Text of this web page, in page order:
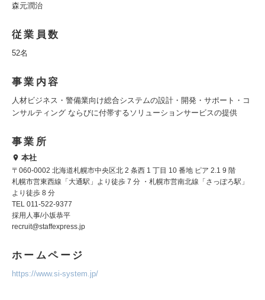
森元潤治
従業員数
52名
事業内容
人材ビジネス・警備業向け総合システムの設計・開発・サポート・コ
ンサルティング ならびに付帯するソリューションサービスの提供
事業所
本社
〒060-0002 北海道札幌市中央区北 2 条西 1 丁目 10 番地 ピア 2.1 9 階
札幌市営東西線「大通駅」より徒歩 7 分 ・札幌市営南北線「さっぽろ駅」
より徒歩 8 分
TEL 011-522-9377
採用人事/小坂恭平
recruit@staffexpress.jp
ホームページ
https://www.si-system.jp/